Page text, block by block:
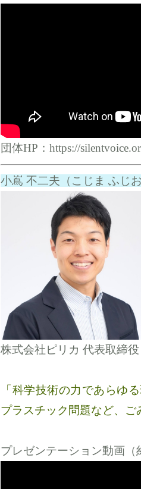
団体HP： https://
小嶌 不二夫（こじま ふじお
株式会社ピリカ 代表取締役
「科学技術の力であらゆ
プラスチック問題など、ご
プレゼンテーション動画（